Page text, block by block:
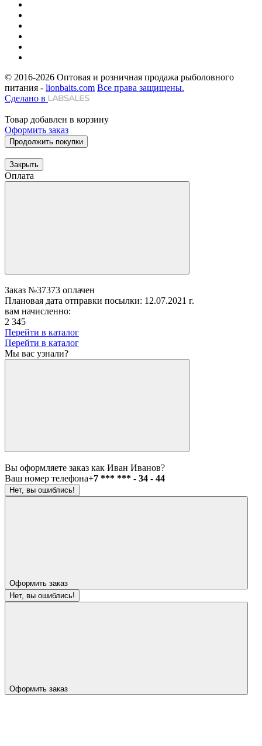
© 2016-2026 Оптовая и розничная продажа рыболовного
питания - lionbaits.com Все права защищены.
Сделано в
Товар добавлен в корзину
Оформить заказ
Продолжить покупки
Закрыть
Оплата
Заказ №37373 оплачен
Плановая дата отправки посылки: 12.07.2021 г.
вам начисленно:
2 345
Перейти в каталог
Перейти в каталог
Мы вас узнали?
Вы оформляете заказ как Иван Иванов?
Ваш номер телефона+7 *** *** - 34 - 44
Нет, вы ошиблись!
Оформить заказ
Нет, вы ошиблись!
Оформить заказ